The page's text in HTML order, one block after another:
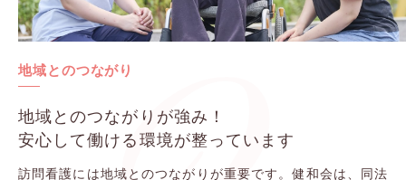
地域とのつながり
地域とのつながりが強み！
安心して働ける環境が整っています
訪問看護には地域とのつながりが重要です。健和会は、同法